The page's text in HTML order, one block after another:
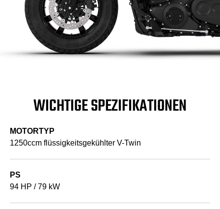
WICHTIGE SPEZIFIKATIONEN
MOTORTYP
1250ccm flüssigkeitsgekühlter V-Twin
PS
94 HP / 79 kW